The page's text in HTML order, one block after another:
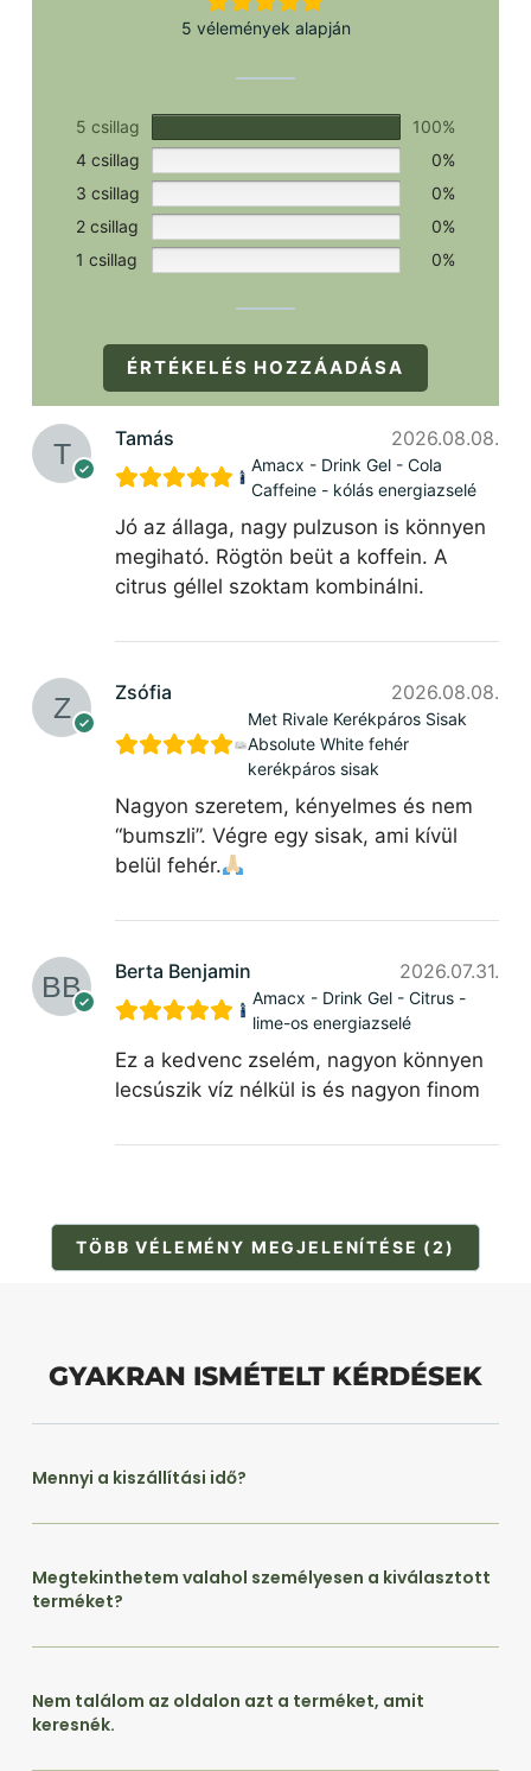
5 vélemények alapján
5 csillag
100%
4 csillag
0%
3 csillag
0%
2 csillag
0%
1 csillag
0%
ÉRTÉKELÉS HOZZÁADÁSA
Tamás 2026.08.08.
Amacx - Drink Gel - Cola
Caffeine - kólás energiazselé
Jó az állaga, nagy pulzuson is könnyen
megiható. Rögtön beüt a koffein. A
citrus géllel szoktam kombinálni.
Zsófia 2026.08.08.
Met Rivale Kerékpáros Sisak
Absolute White fehér
kerékpáros sisak
Nagyon szeretem, kényelmes és nem
“bumszli”. Végre egy sisak, ami kívül
belül fehér.
Berta Benjamin 2026.07.31.
Amacx - Drink Gel - Citrus -
lime-os energiazselé
Ez a kedvenc zselém, nagyon könnyen
lecsúszik víz nélkül is és nagyon finom
TÖBB VÉLEMÉNY MEGJELENÍTÉSE (2)
GYAKRAN ISMÉTELT KÉRDÉSEK
Mennyi a kiszállítási idő?
Megtekinthetem valahol személyesen a kiválasztott
terméket?
Nem találom az oldalon azt a terméket, amit
keresnék.